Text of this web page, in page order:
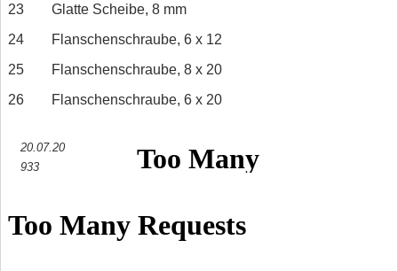
23
Glatte Scheibe, 8 mm
24
Flanschenschraube, 6 x 12
25
Flanschenschraube, 8 x 20
26
Flanschenschraube, 6 x 20
20.07.20
933